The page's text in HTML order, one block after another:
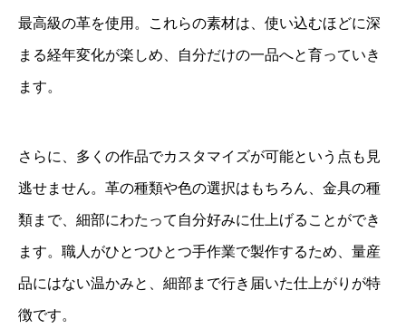
最高級の革を使用。これらの素材は、使い込むほどに深
まる経年変化が楽しめ、自分だけの一品へと育っていき
ます。
さらに、多くの作品でカスタマイズが可能という点も見
逃せません。革の種類や色の選択はもちろん、金具の種
類まで、細部にわたって自分好みに仕上げることができ
ます。職人がひとつひとつ手作業で製作するため、量産
品にはない温かみと、細部まで行き届いた仕上がりが特
徴です。